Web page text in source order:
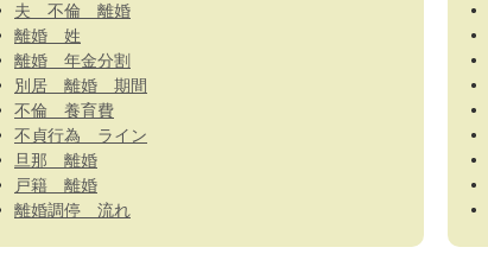
夫 不倫 離婚
離婚 姓
離婚 年金分割
別居 離婚 期間
不倫 養育費
不貞行為 ライン
旦那 離婚
戸籍 離婚
離婚調停 流れ